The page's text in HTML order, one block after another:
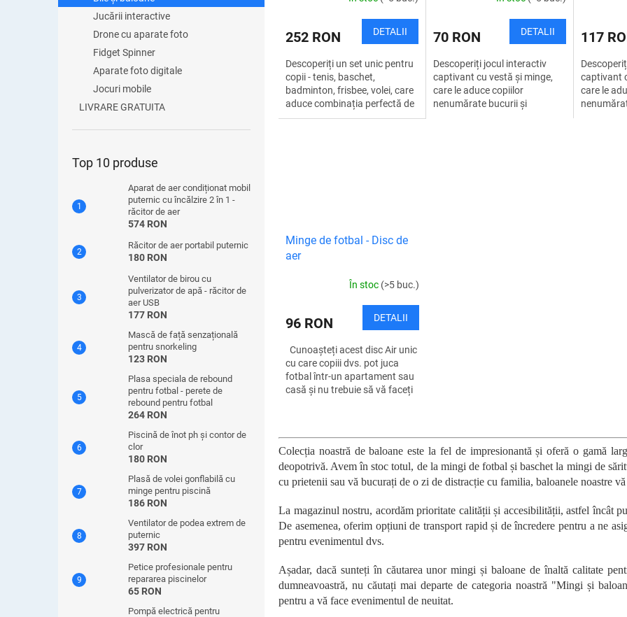
Jucării interactive
Drone cu aparate foto
Fidget Spinner
Aparate foto digitale
Jocuri mobile
LIVRARE GRATUITA
Top 10 produse
Aparat de aer condiționat mobil
puternic cu încălzire 2 în 1 -
răcitor de aer
574 RON
Răcitor de aer portabil puternic
180 RON
Ventilator de birou cu
pulverizator de apă - răcitor de
aer USB
177 RON
Mască de față senzațională
pentru snorkeling
123 RON
Plasa speciala de rebound
pentru fotbal - perete de
rebound pentru fotbal
264 RON
Piscină de înot ph și contor de
clor
180 RON
Plasă de volei gonflabilă cu
minge pentru piscină
186 RON
Ventilator de podea extrem de
puternic
397 RON
Petice profesionale pentru
repararea piscinelor
65 RON
Pompă electrică pentru
252 RON DETALII
Descoperiți un set unic pentru
copii - tenis, baschet,
badminton, frisbee, volei, care
aduce combinația perfectă de
distracție, exerciții fizice și
70 RON DETALII
Descoperiți jocul interactiv
captivant cu vestă și minge,
care le aduce copiilor
nenumărate bucurii și
117
captivant
care le
Minge de fotbal - Disc de
aer
În stoc (>5 buc.)
96 RON DETALII
Cunoașteți acest disc Air unic
cu care copiii dvs. pot juca
fotbal într-un apartament sau
casă și nu trebuie să vă faceți
o
n
t
o
u
l
s
t
ă
Colecția noastră de baloane este la fel de impresionantă și oferă o gamă
deopotrivă. Avem în stoc totul, de la mingi de fotbal și baschet la mingi de
cu prietenii sau vă bucurați de o zi de distracție cu familia, baloanele noastre
La magazinul nostru, acordăm prioritate calității și accesibilității, astfel încât
De asemenea, oferim opțiuni de transport rapid și de încredere pentru a ne
pentru evenimentul dvs.
Așadar, dacă sunteți în căutarea unor mingi și baloane de înaltă calitate
dumneavoastră, nu căutați mai departe de categoria noastră "Mingi și
pentru a vă face evenimentul de neuitat.